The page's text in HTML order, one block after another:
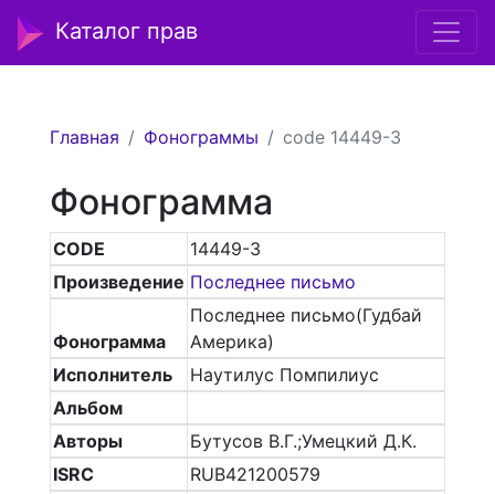
Каталог прав
Главная Фонограммы code 14449-3
Фонограмма
CODE
14449-3
Произведение Последнее письмо
Фонограмма
Последнее письмо(Гудбай
Америка)
Исполнитель
Наутилус Помпилиус
Альбом
Авторы
Бутусов В.Г.;Умецкий Д.К.
ISRC
RUB421200579